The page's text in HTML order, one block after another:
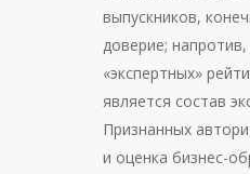
выпускников,
доверие;
«экспертных»
является состав
Признанных
и оценка бизнес-